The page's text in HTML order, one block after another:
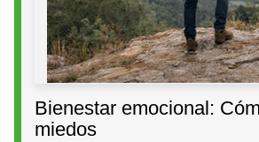
Bienestar emocional:
miedos